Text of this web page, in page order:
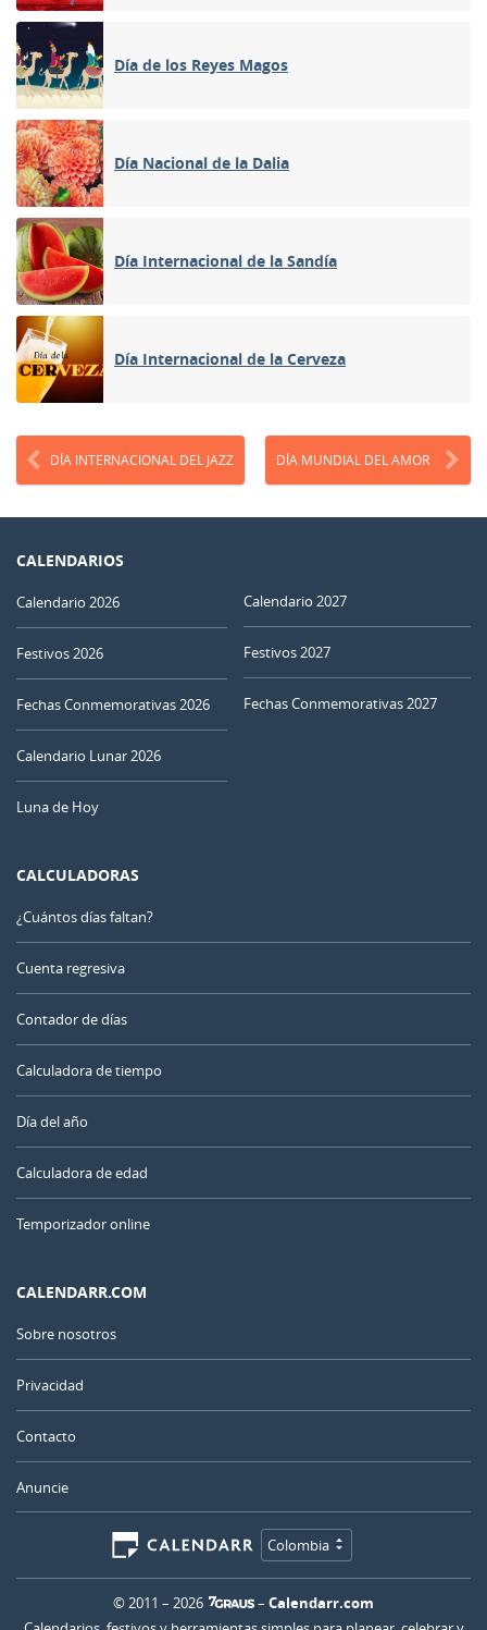
Día de los Reyes Magos
Día Nacional de la Dalia
Día Internacional de la Sandía
Día Internacional de la Cerveza
DÍA INTERNACIONAL DEL JAZZ DÍA MUNDIAL DEL AMOR
CALENDARIOS
Calendario 2026
Festivos 2026
Fechas Conmemorativas 2026
Calendario Lunar 2026
Luna de Hoy
Calendario 2027
Festivos 2027
Fechas Conmemorativas 2027
CALCULADORAS
¿Cuántos días faltan?
Cuenta regresiva
Contador de días
Calculadora de tiempo
Día del año
Calculadora de edad
Temporizador online
CALENDARR.COM
Sobre nosotros
Privacidad
Contacto
Anuncie
Colombia
© 2011 – 2026 – Calendarr.com